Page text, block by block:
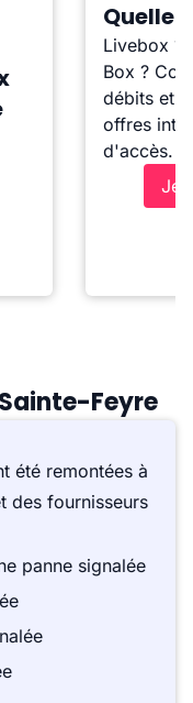
Quelle
Livebox ?
Box ?
débits et
offres
d'accès.
Je
Feyre
été remontées à
des fournisseurs
panne signalée